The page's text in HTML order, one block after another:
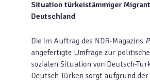
Situation türkeistämmiger
Deutschland
Die im Auftrag des NDR-Magazins
angefertigte Umfrage zur
sozialen Situation von Deutsch-
Deutsch-Türken sorgt aufgrund der